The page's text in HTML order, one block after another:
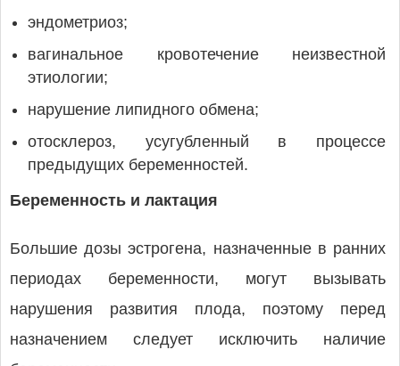
эндометриоз;
вагинальное кровотечение неизвестной
этиологии;
нарушение липидного обмена;
отосклероз, усугубленный в процессе
предыдущих беременностей.
Беременность и лактация
Большие дозы эстрогена, назначенные в ранних
периодах беременности, могут вызывать
нарушения развития плода, поэтому перед
назначением следует исключить наличие